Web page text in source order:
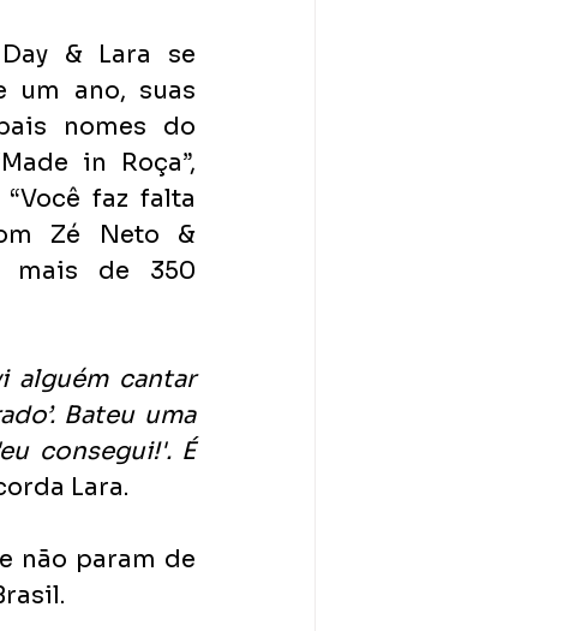
& Lara se
um ano, suas
nomes do
in Roça”,
faz falta
Zé Neto &
mais de 350
alguém cantar
Bateu uma
consegui!'. É
Lara.
não param de